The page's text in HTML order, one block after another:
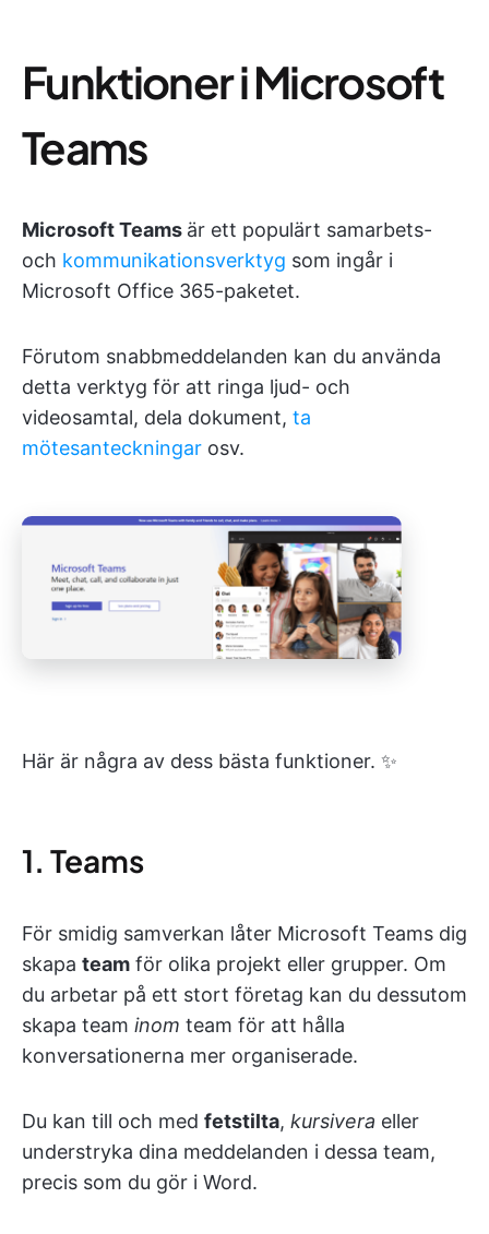
Funktioner i Microsoft
Teams
Microsoft Teams är ett populärt samarbets-
och kommunikationsverktyg som ingår i
Microsoft Office 365-paketet.
Förutom snabbmeddelanden kan du använda
detta verktyg för att ringa ljud- och
videosamtal, dela dokument, ta
mötesanteckningar osv.
Här är några av dess bästa funktioner. ✨
1. Teams
För smidig samverkan låter Microsoft Teams dig
skapa team för olika projekt eller grupper. Om
du arbetar på ett stort företag kan du dessutom
skapa team inom team för att hålla
konversationerna mer organiserade.
Du kan till och med fetstilta, kursivera eller
understryka dina meddelanden i dessa team,
precis som du gör i Word.